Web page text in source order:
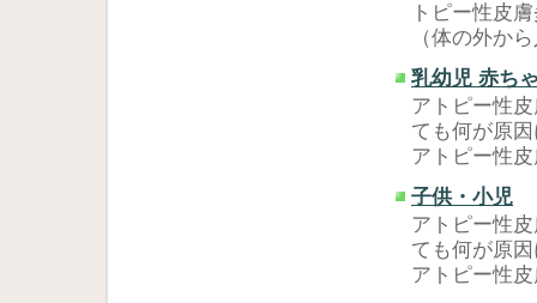
トピー性
（体の外
乳幼児 赤ち
アトピー性
ても何が原
アトピー性
子供・小児
アトピー性
ても何が原
アトピー性